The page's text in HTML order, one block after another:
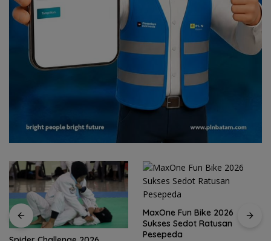
MaxOne Fun Bike 2026
Sukses Sedot Ratusan
Pesepeda